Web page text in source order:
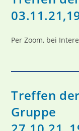
Per Zoom, bei
Treffen
Gruppe